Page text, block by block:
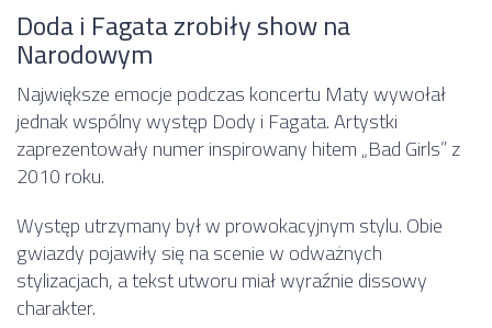
Doda i Fagata zrobiły show na
Narodowym
Największe emocje podczas koncertu Maty wywołał
jednak wspólny występ Dody i Fagata. Artystki
zaprezentowały numer inspirowany hitem „Bad Girls” z
2010 roku.
Występ utrzymany był w prowokacyjnym stylu. Obie
gwiazdy pojawiły się na scenie w odważnych
stylizacjach, a tekst utworu miał wyraźnie dissowy
charakter.